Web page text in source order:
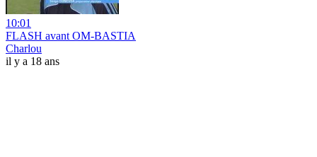
10:01
FLASH avant OM-BASTIA
Charlou
il y a 18 ans